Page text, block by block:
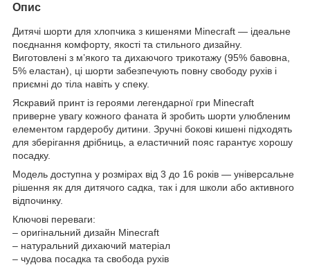
Опис
Дитячі шорти для хлопчика з кишенями Minecraft — ідеальне
поєднання комфорту, якості та стильного дизайну.
Виготовлені з м’якого та дихаючого трикотажу (95% бавовна,
5% еластан), ці шорти забезпечують повну свободу рухів і
приємні до тіла навіть у спеку.
Яскравий принт із героями легендарної гри Minecraft
приверне увагу кожного фаната й зробить шорти улюбленим
елементом гардеробу дитини. Зручні бокові кишені підходять
для зберігання дрібниць, а еластичний пояс гарантує хорошу
посадку.
Модель доступна у розмірах від 3 до 16 років — універсальне
рішення як для дитячого садка, так і для школи або активного
відпочинку.
Ключові переваги:
– оригінальний дизайн Minecraft
– натуральний дихаючий матеріал
– чудова посадка та свобода рухів